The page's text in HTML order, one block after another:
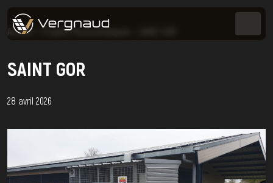
Accueil Projets Photovoltaïques
SAINT GOR
28 avril 2026